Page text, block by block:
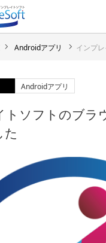
Androidアプリ インプレイト
Androidアプリ
トソフトのブラ
た